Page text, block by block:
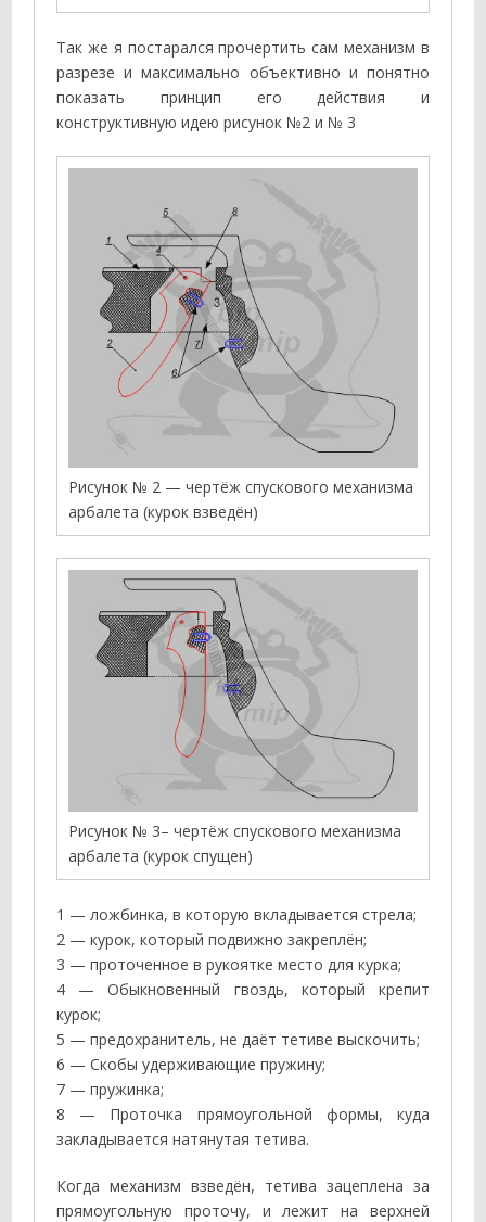
Так же я постарался прочертить сам механизм в
разрезе и максимально объективно и понятно
показать принцип его действия и
конструктивную идею рисунок №2 и № 3
Рисунок № 2 — чертёж спускового механизма
арбалета (курок взведён)
Рисунок № 3– чертёж спускового механизма
арбалета (курок спущен)
1 — ложбинка, в которую вкладывается стрела;
2 — курок, который подвижно закреплён;
3 — проточенное в рукоятке место для курка;
4 — Обыкновенный гвоздь, который крепит
курок;
5 — предохранитель, не даёт тетиве выскочить;
6 — Скобы удерживающие пружину;
7 — пружинка;
8 — Проточка прямоугольной формы, куда
закладывается натянутая тетива.
Когда механизм взведён, тетива зацеплена за
прямоугольную проточу, и лежит на верхней